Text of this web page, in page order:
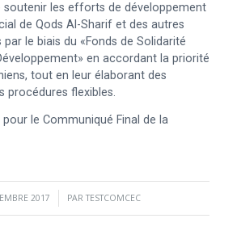
soutenir les efforts de développement
de Qods Al-Sharif et des autres
le biais du «Fonds de Solidarité
en accordant la priorité
tout en leur élaborant des
procédures flexibles.
le Communiqué Final de la
2017
/ PARTESTCOMCEC